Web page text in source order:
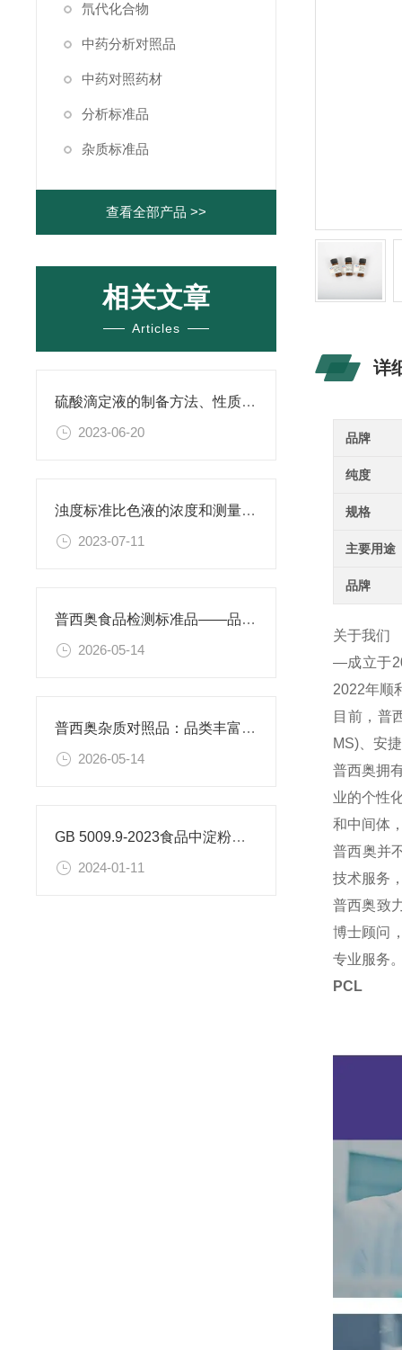
氘代化合物
中药分析对照品
中药对照药材
分析标准品
杂质标准品
查看全部产品 >>
相关文章
Articles
硫酸滴定液的制备方法、性质、使用注意事项以及应用领域
2023-06-20
浊度标准比色液的浓度和测量范围有何限制？
2023-07-11
普西奥食品检测标准品——品类丰富，支持定制
2026-05-14
普西奥杂质对照品：品类丰富，覆盖主流药物
2026-05-14
GB 5009.9-2023食品中淀粉的测定
2024-01-11
详
品牌
纯度
规格
主要用途
品牌
关于我们
—成立于
2022年顺
目前，普
MS)、安
普西奥拥
业的个性
和中间体
普西奥并
技术服务
普西奥致
博士顾问
专业服务